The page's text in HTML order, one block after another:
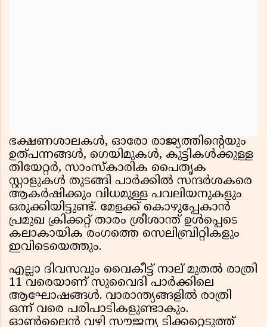
ഭക്ഷണശാലകള്‍, ഓരോ രാജ്യത്തിന്റെയും
ഉത്പന്നങ്ങള്‍, ഗെയിമുകള്‍, കുട്ടികള്‍ക്കുള്ള
തിയേറ്റര്‍, സാംസ്‌കാരിക പൈതൃക
സ്റ്റാളുകള്‍ തുടങ്ങി പാര്‍ക്കില്‍ സന്ദര്‍ശകരെ
ആകര്‍ഷിക്കും വിധമുള്ള പവലിയനുകളും
ഒരുക്കിയിട്ടുണ്ട്. മേളക്ക് കൊഴുപ്പേകാന്‍
പ്രമുഖ ക്രിക്കറ്റ് താരം ശ്രീശാന്ത് ഉള്‍പ്പെടെ
കലാകായിക രംഗത്തെ സെലിബ്രിറ്റികളും
ഇവിടെയെത്തും.
എല്ലാ ദിവസവും വൈകീട്ട് നാല് മുതല്‍ രാത്രി
11 വരെയാണ് സുവൈദി പാര്‍ക്കിലെ
ആഘോഷങ്ങള്‍. വാരാന്ത്യങ്ങളില്‍ രാത്രി
ഒന്ന് വരെ പരിപാടികളുണ്ടാകും.
ഓണ്‍ലൈന്‍ വഴി സൗജന്യ ടിക്കറ്റെടുത്ത്